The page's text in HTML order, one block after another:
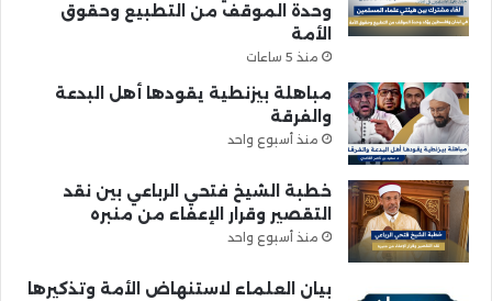
وحدة الموقف من التطبيع وحقوق
الأمة
منذ 5 ساعات
مباهلة بيزنطية يقودها أهل البدعة
والفرقة
منذ أسبوع واحد
خطبة الشيخ فتحي الرباعي بين نقد
التقصير وقرار الإعفاء من منبره
منذ أسبوع واحد
بيان العلماء لاستنهاض الأمة وتذكيرها